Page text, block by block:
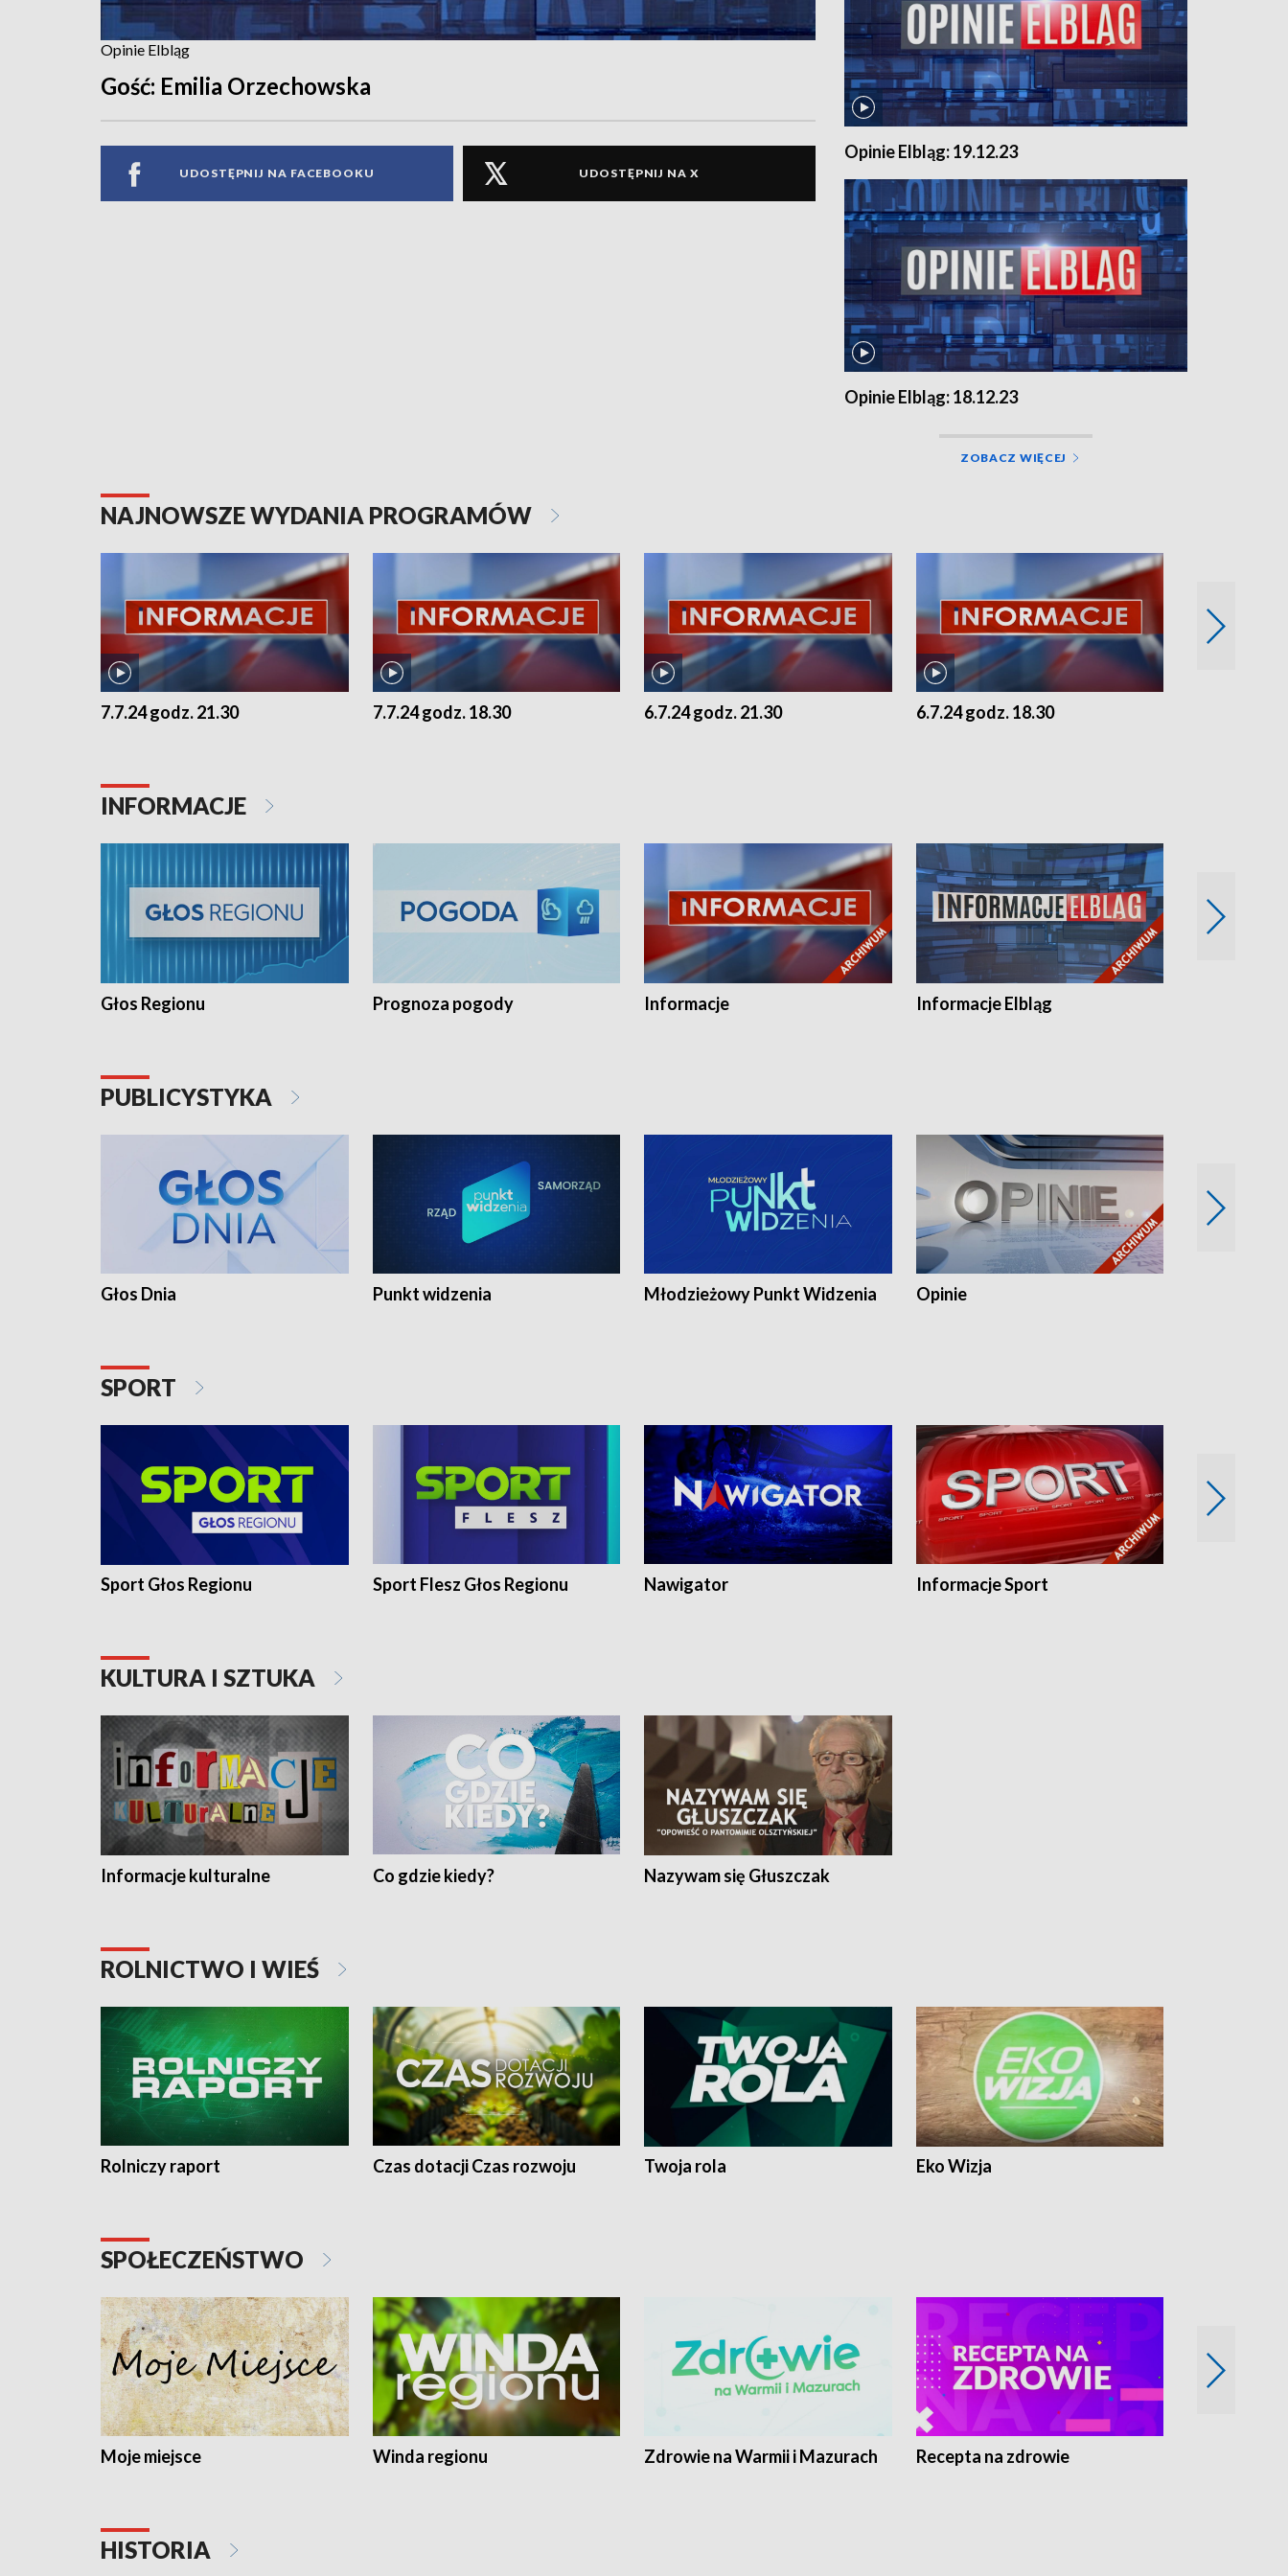
Opinie Elbląg
Gość: Emilia Orzechowska
UDOSTĘPNIJ NA FACEBOOKU UDOSTĘPNIJ NA X
Opinie Elbląg: 19.12.23
Opinie Elbląg: 18.12.23
ZOBACZ WIĘCEJ
NAJNOWSZE WYDANIA PROGRAMÓW
7.7.24 godz. 21.30 7.7.24 godz. 18.30 6.7.24 godz. 21.30 6.7.24 godz. 18.30
INFORMACJE
Głos Regionu Prognoza pogody Informacje Informacje Elbląg
PUBLICYSTYKA
Głos Dnia Punkt widzenia Młodzieżowy Punkt Widzenia Opinie
SPORT
Sport Głos Regionu Sport Flesz Głos Regionu Nawigator Informacje Sport
KULTURA I SZTUKA
Informacje kulturalne Co gdzie kiedy? Nazywam się Głuszczak
ROLNICTWO I WIEŚ
Rolniczy raport Czas dotacji Czas rozwoju Twoja rola Eko Wizja
SPOŁECZEŃSTWO
Moje miejsce Winda regionu Zdrowie na Warmii i Mazurach Recepta na zdrowie
HISTORIA